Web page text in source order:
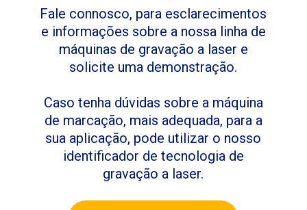
Fale connosco, para esclarecimentos
e informações sobre a nossa linha de
máquinas de gravação a laser e
solicite uma demonstração.
Caso tenha dúvidas sobre a máquina
de marcação, mais adequada, para a
sua aplicação, pode utilizar o nosso
identificador de tecnologia de
gravação a laser.